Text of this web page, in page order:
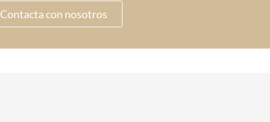
Contacta con nosotros